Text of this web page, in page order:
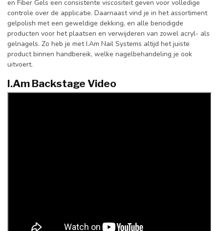
en Fiber Gels een consistente viscositeit geven voor volledige
controle over de applicatie. Daarnaast vind je in het assortiment
gelpolish met een geweldige dekking, en alle benodigde
producten voor het plaatsen en verwijderen van zowel acryl- als
gelnagels. Zo heb je met I.Am Nail Systems altijd het juiste
product binnen handbereik, welke nagelbehandeling je ook
uitvoert.
I.Am Backstage Video